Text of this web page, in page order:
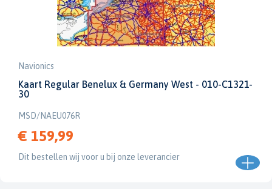
Navionics
Kaart Regular Benelux & Germany West - 010-C1321-
30
MSD/NAEU076R
€ 159,99
Dit bestellen wij voor u bij onze leverancier